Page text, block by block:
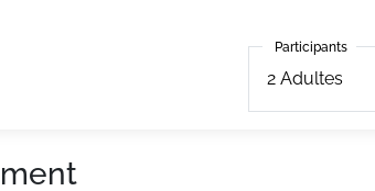
Participants
2 Adultes
Participants